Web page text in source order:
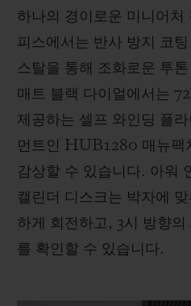
하나의 경이로운 미니어처
피스에서는 반사 방지 코
스탈을 통해 조화로운 투
매트 블랙 다이얼에서는
제공하는 셀프 와인딩 플
먼트인 HUB1280 매뉴팩
감상할 수 있습니다. 아워
캘린더 디스크는 박자에
하게 회전하고, 3시 방향
를 확인할 수 있습니다.